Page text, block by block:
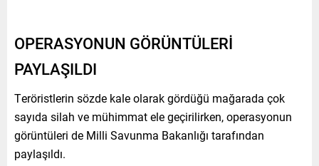
OPERASYONUN GÖRÜNTÜLERİ
PAYLAŞILDI
Teröristlerin sözde kale olarak gördüğü mağarada çok
sayıda silah ve mühimmat ele geçirilirken, operasyonun
görüntüleri de Milli Savunma Bakanlığı tarafından
paylaşıldı.